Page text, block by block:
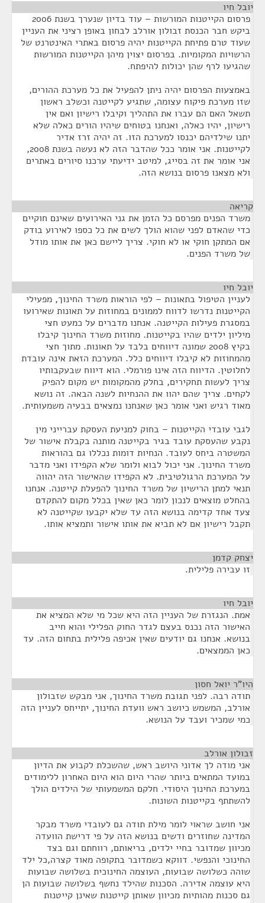
יובל חיו
פרסום הקייטנות המורשות – עוד בדיון שנערך בשנת 2006
ביקש חבר הכנסת זבולון אורלב לבחון באופן רציני את העניין
שעוד טרם פתיחת הקייטנות יהיה פרסום באתרי האינטרנט של
הרשויות המקומיות. בפרסום יצוין מיהן הקייטנות המורשות
שהגיעו לרף שהן יכולות להיפתח.
באמצעות הפרסום יהיה ניתן להפעיל את כל מערכת ההורים,
שזו מערכת פיקוח עצומה, שתגיע לקייטנה וכשלב ראשון
תשאל האם הם עברו את התהליך וקיבלו רישיון ואם אין
רישיון, יהיו כאלה, ואנחנו בטוחים שיהיו הורים כאלה שלא
יתנו שילדיהם יכנסו למערכת הזו. זה יהיה זרז אדיר
לקייטנות. אני אומר ככל שהדבר הזה לא נעשה בשנת 2008,
אני אומר את זה בסייג, למיטב ידיעתי ערכנו סיורים באתרים
ולא מצאנו פרסום בנושא הזה.
קריאה
משרד הפנים מפרסם כל הזמן את גני האירועים שאינם חוקיים
כדי שהאדם לפני שהוא הולך לשים את כל כספו לאירוע בודק
אם המתקן חוקי או לא חוקי. צריך ליישם כאן את אותו מודל
של משרד הפנים.
יובל חיו
לעניין הטיפול בתאונות – לפי הוראות משרד החינוך, מפעילי
הקייטנות נדרשו לדווח לממונים במחוזות על תאונות שאירועו
במסגרת פעילות הקייטנה. אנחנו מדברים על כמעט חצי
מיליון ילדים שהיו בקייטנות. מחוזות משרד החינוך קיבלו
בקיץ 2008 שמונה דיווחים בלבד על תאונות. מתוך חצי
מהמחוזות לא קיבלו דיווחים כלל. המערכת הזאת אינה עובדת
לחלוטין. הדיווח הזה אינו פורמלי. הוא דיווח שבעקבותיו
צריך לעשות תחקירים, בחלק מהמקומות יש מקום להפיק
לקחים. צריך שהם יהוו את ההנחיות לשנה הבאה. זה נושא
מאוד רגיש ואני אומר כאן שאנחנו נמצאים בבעיה משמעותית.
לגבי עובדי הקייטנות – בחוק למניעת העסקת עברייני מין
נקבע שהעסקת עובד בגיר בקייטנה מותנה בקבלת אישור של
המשטרה ביחס לעובד. הנחיות דומות נכללו גם בהוראות
משרד החינוך. אני יכול לבוא ולומר שלא הקפידו ואני מדבר
על המערכת הרגולטיבית. לא הקפידו שהאישור הזה יהווה
תנאי למתן הרישיון של משרד החינוך להפעלת קייטנה. אנחנו
בהחלט מוצאים לנכון לומר כאן שאין בכלל מקום להתקדם
צעד אחד קדימה בנושא הזה עד שלא יקבעו שקייטנה לא
תקבל רישיון אם לא תביא את אותו אישור ותמציא אותו.
יצחק קדמן
זו עבירה פלילית.
יובל חיו
אמת. הנגזרת של העניין הזה היא שכל מי שלא המציא את
האישור הזה נכנס בעצם לגדר החוק הפלילי והוא חייב
בנושא. אנחנו גם יודעים שאין אכיפה פלילית בתחום הזה. עד
כאן הממצאים.
היו"ר יואל חסון
תודה רבה. לפני תגובת משרד החינוך, אני מבקש שזבולון
אורלב, המשמש כיושב ראש וועדת החינוך, יתייחס לעניין הזה
כמי שמכיר ועבד על הנושא.
זבולון אורלב
אני מודה לך אדוני היושב ראש, שהשכלת לקבוע את הדיון
במועד המתאים ביותר שהרי היום הוא היום האחרון ללימודים
במערכת החינוך היסודי. חלקם המשמעותי של הילדים הולך
להשתתף בקייטנות השונות.
אני חושב שראוי לומר מילת תודה גם לעובדי משרד מבקר
המדינה שחוזרים ודשים בנושא הזה על פי דרישת הוועדה
מכיוון שמדובר בחיי ילדים, בריאותם, רווחתם וגם בצד
החינוכי והנפשי. דווקא כשמדובר בתקופה מאוד קצרה,כל ילד
שוהה כשלושה שבועות, העוצמה החינוכית בשלושה שבועות
היא עוצמה אדירה. הסכנות שהילד נחשף בשלושה שבועות הן
גם סכנות מהותיות מכיוון שאותן קייטנות שאינן קייטנות